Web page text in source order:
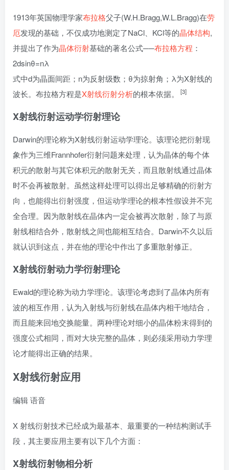
1913年英国物理学家布拉格父子(W.H.Bragg,W.L.Bragg)在劳
厄发现的基础，不仅成功地测定了NaCl、KCl等的晶体结构,
并提出了作为晶体衍射基础的著名公式──布拉格方程 ：
2dsinθ=nλ
式中d为晶面间距；n为反射级数；θ为掠射角；λ为X射线的
波长。布拉格方程是X射线衍射分析的根本依据。 [3]
X射线衍射运动学衍射理论
Darwin的理论称为X射线衍射运动学理论。该理论把衍射现
象作为三维Frannhofer衍射问题来处理，认为晶体的每个体
积元的散射与其它体积元的散射无关，而且散射线通过晶体
时不会再被散射。虽然这样处理可以得出足够精确的衍射方
向，也能得出衍射强度，但运动学理论的根本性假设并不完
全合理。因为散射线在晶体内一定会被再次散射，除了与原
射线相结合外，散射线之间也能相互结合。Darwin不久以后
就认识到这点，并在他的理论中作出了多重散射修正。
X射线衍射动力学衍射理论
Ewald的理论称为动力学理论。该理论考虑到了晶体内所有
波的相互作用，认为入射线与衍射线在晶体内相干地结合，
而且能来回地交换能量。两种理论对细小的晶体粉末得到的
强度公式相同，而对大块完整的晶体，则必须采用动力学理
论才能得出正确的结果。
X射线衍射应用
编辑语音
X 射线衍射技术已经成为最基本、最重要的一种结构测试手
段，其主要应用主要有以下几个方面：
X射线衍射物相分析